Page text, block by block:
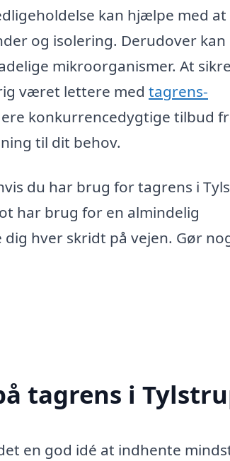
kan hjælpe med at
og isolering. Derudover kan
mikroorganismer. At
været lettere med tagrens-
konkurrencedygtige tilbud
til dit behov.
du har brug for tagrens i
har brug for en almindelig
hver skridt på vejen. Gør
tagrens i
en god idé at indhente